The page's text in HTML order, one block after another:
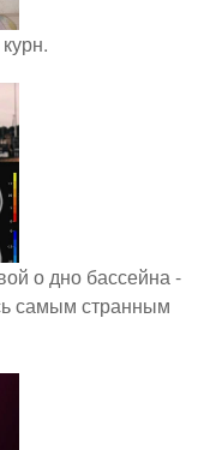
о дно бассейна -
самым странным